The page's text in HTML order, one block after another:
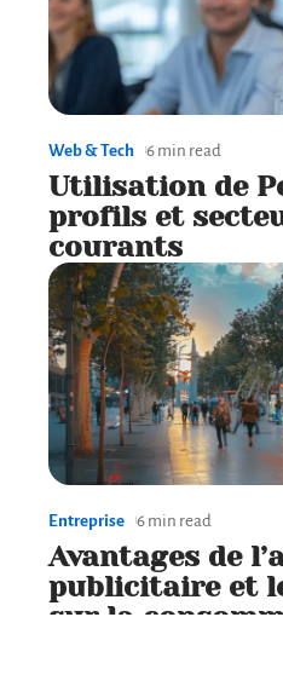
Web & Tech 6 min read
Utilisation de
profils et
courants
Entreprise 6 min read
Avantages de
publicitaire et
sur la